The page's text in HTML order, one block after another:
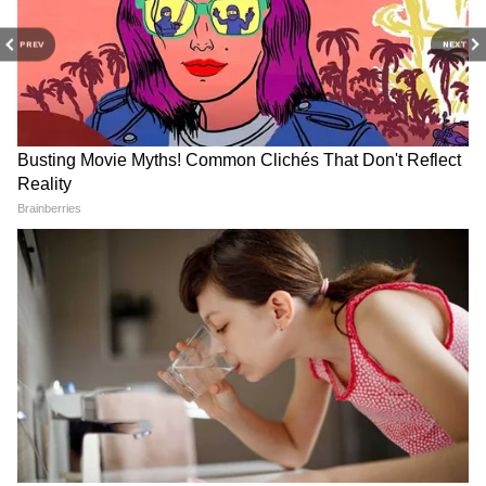
PREV NEXT
2017: एक ब्लॉकबस्टर, एक औसत फिल्म
Tubelight (2017)
रिलीज: 23 जून 2017
भारत नेट: ₹106.86 करोड़
वर्ल्डवाइड: ₹119.26 करोड़
फैसला: Average
कबीर खान के निर्देशन में बनी इस फिल्म से काफी उम्मीदें
थीं, लेकिन यह उम्मीद के मुताबिक प्रदर्शन नहीं कर सकी।
RECOMMENDED STORIES
Toxic Trailer में दिखा यश का
खतरनाक गैंगस्टर अवतार, 4.38
मिनट का वीडियो करता है रोंगटे खड़े
संजय दत्त ने जब ऐश्वर्या राय को भेजे
फूल, खूबसूरती देख मांग बैठे थे नंबर,
तब दत्त बहनों ने दी थी वॉर्निंग